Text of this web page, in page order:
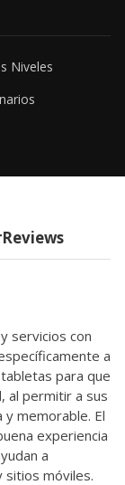
Niveles
Reviews
servicios con
a
para que
al permitir a sus
y memorable. El
experiencia
a
sitios móviles.